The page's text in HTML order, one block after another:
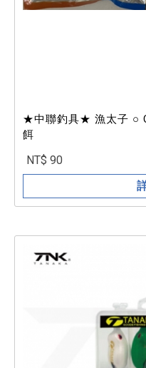
★中聯釣具★ 漁太子 ○
餌
NT$ 90